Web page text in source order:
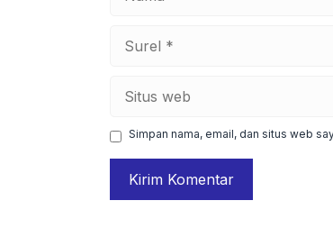
web
Simpan nama, email, dan situs web